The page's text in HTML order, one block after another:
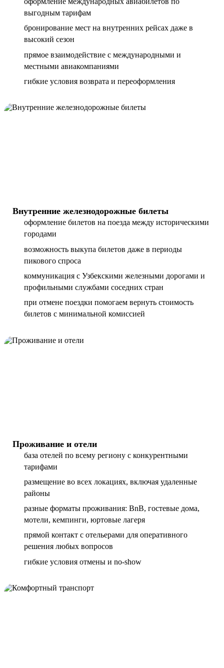
выгодным тарифам
бронирование мест на внутренних рейсах даже в
высокий сезон
прямое взаимодействие с международными и
местными авиакомпаниями
гибкие условия возврата и переоформления
Внутренние железнодорожные билеты
оформление билетов на поезда между историческими
городами
возможность выкупа билетов даже в периоды
пикового спроса
коммуникация с Узбекскими железными дорогами и
профильными службами соседних стран
при отмене поездки помогаем вернуть стоимость
билетов с минимальной комиссией
Проживание и отели
база отелей по всему региону с конкурентными
тарифами
размещение во всех локациях, включая удаленные
районы
разные форматы проживания: BnB, гостевые дома,
мотели, кемпинги, юртовые лагеря
прямой контакт с отельерами для оперативного
решения любых вопросов
гибкие условия отмены и no-show